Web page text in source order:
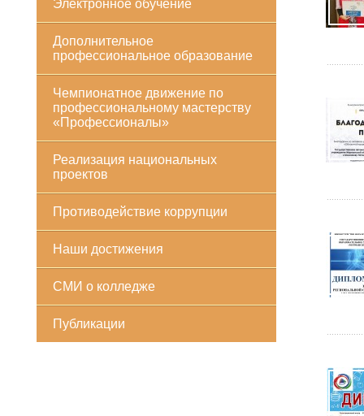
Электронное обучение
Дополнительное
профессиональное образование
Чемпионатное движение по
профессиональному мастерству
«Профессионалы»
Реализация национальных
проектов
Противодействие коррупции
Наши достижения
СМИ о колледже
Публикации